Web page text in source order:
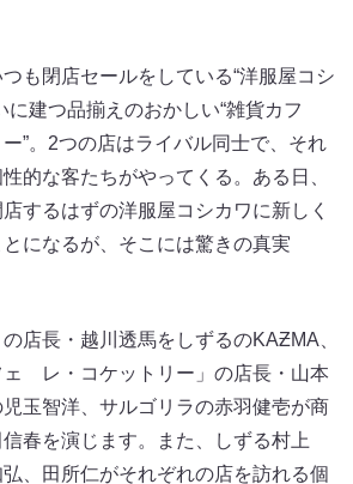
も閉店セールをしている“洋服屋コシ
に建つ品揃えのおかしい“雑貨カフ
”。2つの店はライバル同士で、それ
的な客たちがやってくる。ある日、
するはずの洋服屋コシカワに新しく
になるが、そこには驚きの真実
の店長・越川透馬をしずるのKAƵMA、
ェ レ・コケットリー」の店長・山本
玉智洋、サルゴリラの赤羽健壱が商
春を演じます。また、しずる村上
、田所仁がそれぞれの店を訪れる個